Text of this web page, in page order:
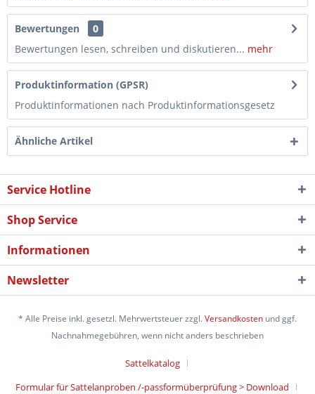
Bewertungen
0
Bewertungen lesen, schreiben und diskutieren... mehr
Produktinformation (GPSR)
Produktinformationen nach Produktinformationsgesetz
Ähnliche Artikel
Service Hotline
Shop Service
Informationen
Newsletter
* Alle Preise inkl. gesetzl. Mehrwertsteuer zzgl.Versandkosten und ggf.
Nachnahmegebühren, wenn nicht anders beschrieben
Sattelkatalog
Formular für Sattelanproben /-passformüberprüfung > Download